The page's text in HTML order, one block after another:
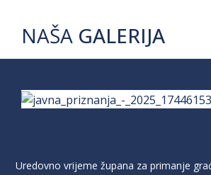
NAŠA GALERIJA
Uredovno vrijeme župana za primanje